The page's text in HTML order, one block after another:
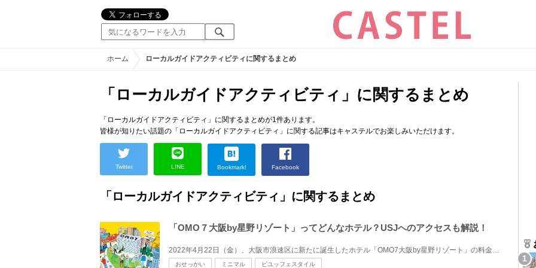
ホーム ローカルガイドアクティビティに関するまとめ
「ローカルガイドアクティビティ」に関するまとめ
「ローカルガイドアクティビティ」に関するまとめが1件あります。
皆様が知りたい話題の「ローカルガイドアクティビティ」に関する記事はキャステルでお楽しみいただけます。
Twitter LINE Bookmark! Facebook
「ローカルガイドアクティビティ」に関するまとめ
「OMO７大阪by星野リゾート」ってどんなホテル？USJへのアクセスも解説！
2022年4月22日（金）、大阪市浪速区に新たに誕生したホテル「OMO7大阪by星野リゾート」の料金や部屋タイ...
おせっかい ミニマル ビユッフェスタイル